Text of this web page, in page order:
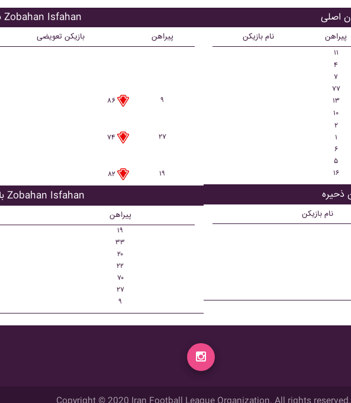
بازیکنان اصلی Zobahan Isfahan
بازیکن تعویضی پیراهن
۸۶
۹
۷۴
۲۷
۸۲ ۱۹
بازیکن تعویضی Zobahan Isfahan
پیراهن
۱۹
۳۳
۲۰
۲۲
۷۰
۲۷
۹
نام بازیکن پیراهن
۱۱
۴
۷
۷۷
۱۳
۱۰
۲
۱
۶
۵
۱۶
نام بازیکن